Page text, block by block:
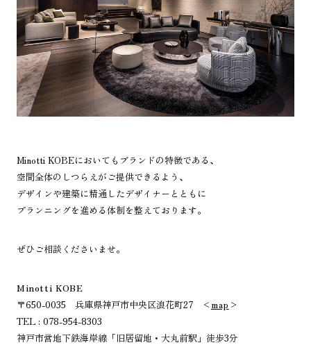
Minotti KOBEにおいてもブランドの特徴である、
空間全体のしつらえがご提供できるよう、
デザインや建築に精通したデザイナーとともに
プランニングを進める体制を整えております。
ぜひご相談くださいませ。
Minotti KOBE
〒650-0035 兵庫県神戸市中央区浪花町27 < map >
TEL : 078-954-8303
神戸市営地下鉄海岸線「旧居留地・大丸前駅」徒歩3分